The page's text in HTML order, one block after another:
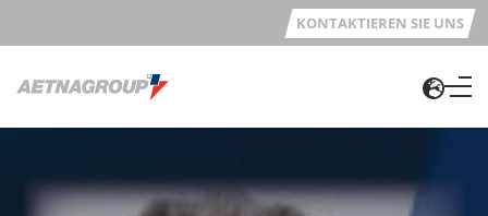
KONTAKTIEREN SIE UNS